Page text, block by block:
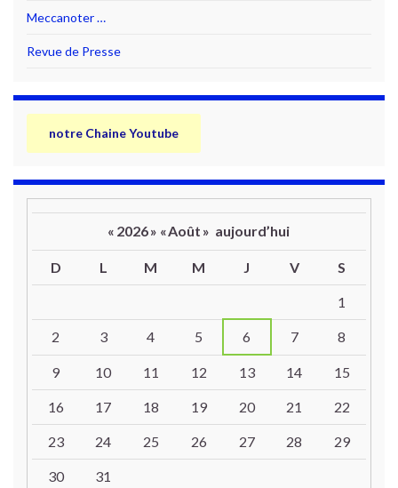
Meccanoter …
Revue de Presse
notre Chaine Youtube
« 2026» «Août » aujourd’hui
D L M M J V S
1
2 3 4 5 6 7 8
9 10 11 12 13 14 15
16 17 18 19 20 21 22
23 24 25 26 27 28 29
30 31